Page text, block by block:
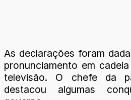
As declarações foram
pronunciamento em
televisão. O chefe da
destacou algumas